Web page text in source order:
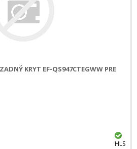
KRYT EF-QS947CTEGWW PRE
HLS